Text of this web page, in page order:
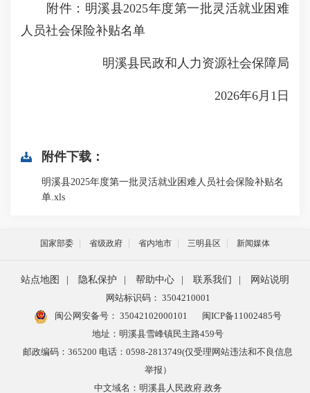
附件：明溪县2025年度第一批灵活就业困难
人员社会保险补贴名单
明溪县民政和人力资源社会保障局
2026年6月1日
附件下载：
明溪县2025年度第一批灵活就业困难人员社会保险补贴名
单.xls
国家部委 省级政府 省内地市 三明县区 新闻媒体
站点地图 隐私保护 帮助中心 联系我们
网站说明
网站标识码： 3504210001
闽公网安备号： 35042102000101
闽ICP备11002485号
地址：明溪县雪峰镇民主路459号
邮政编码：365200 电话：0598-2813749(仅受理网站违法和不良信息
举报）
中文域名：明溪县人民政府.政务